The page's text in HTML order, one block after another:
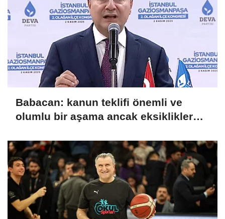
Babacan: kanun teklifi önemli ve
olumlu bir aşama ancak eksiklikler